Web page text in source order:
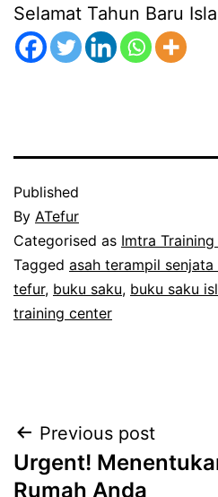
Selamat Tahun Baru
Published
By ATefur
Categorised as Imtra
Tagged asah terampil senjata
tefur, buku saku, buku saku
training center
Post
navigation
Previous post
Urgent!
Rumah Anda